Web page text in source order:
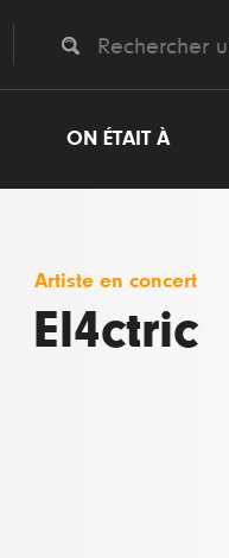
ON ÉTAIT À
Artiste en concert
El4ctric